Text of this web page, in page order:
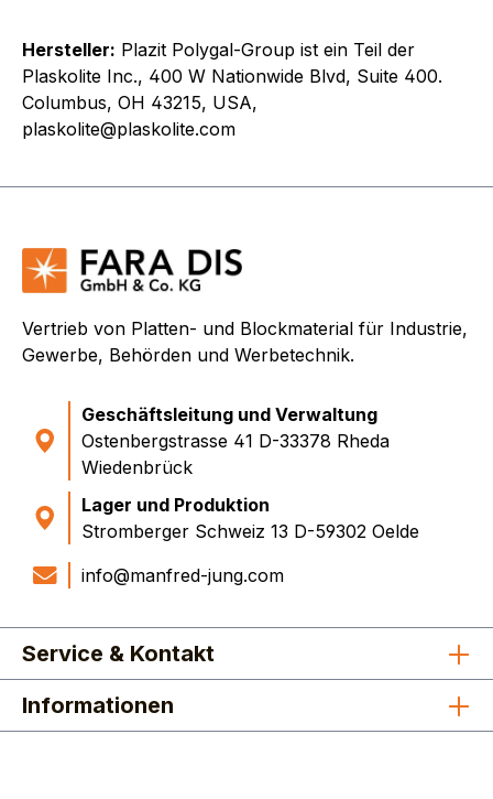
Hersteller: Plazit Polygal-Group ist ein Teil der
Plaskolite Inc., 400 W Nationwide Blvd, Suite 400.
Columbus, OH 43215, USA,
plaskolite@plaskolite.com
Vertrieb von Platten- und Blockmaterial für Industrie,
Gewerbe, Behörden und Werbetechnik.
Geschäftsleitung und Verwaltung
Ostenbergstrasse 41 D-33378 Rheda
Wiedenbrück
Lager und Produktion
Stromberger Schweiz 13 D-59302 Oelde
info@manfred-jung.com
Service & Kontakt
Informationen